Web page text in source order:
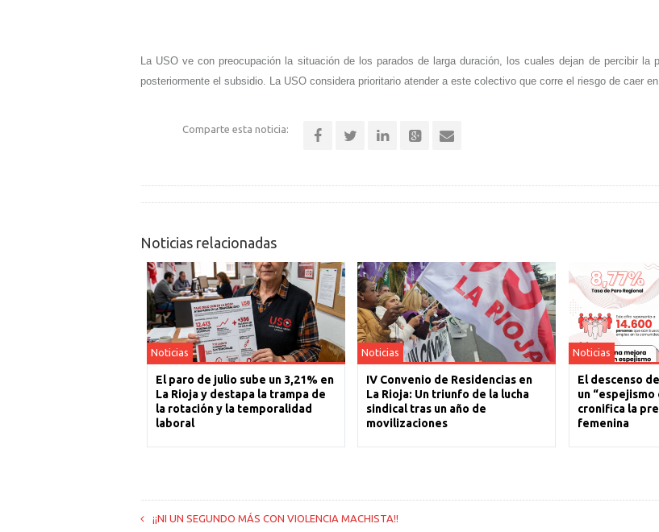
La USO ve con preocupación la situación de los parados de larga duración, los cuales dejan de percibir la
posteriormente el subsidio. La USO considera prioritario atender a este colectivo que corre el riesgo de caer
Comparte esta noticia:
Noticias relacionadas
Noticias
El paro de julio sube un 3,21% en
La Rioja y destapa la trampa de
la rotación y la temporalidad
laboral
Noticias
IV Convenio de Residencias en
La Rioja: Un triunfo de la lucha
sindical tras un año de
movilizaciones
Noticias
El descenso
un “espejismo
cronifica la
femenina
¡¡NI UN SEGUNDO MÁS CON VIOLENCIA MACHISTA!!